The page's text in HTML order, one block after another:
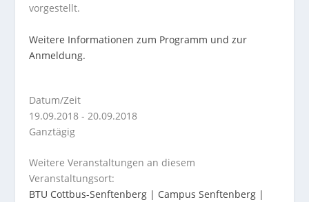
vorgestellt.
Weitere Informationen zum Programm und zur
Anmeldung.
Datum/Zeit
19.09.2018 - 20.09.2018
Ganztägig
Weitere Veranstaltungen an diesem
Veranstaltungsort:
BTU Cottbus-Senftenberg | Campus Senftenberg |